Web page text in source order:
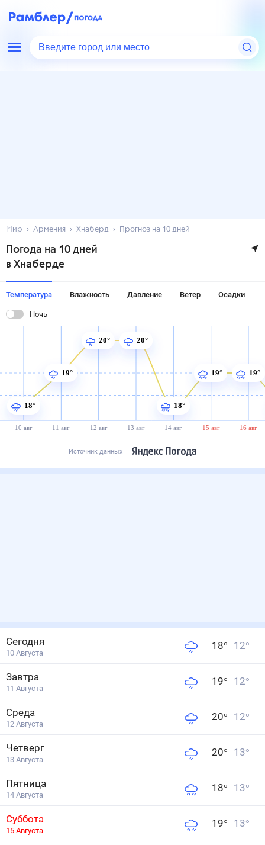
Введите город или место
Мир Армения Хнаберд Прогноз на 10 дней
Погода на 10 дней
в Хнаберде
Температура Влажность Давление Ветер Осадки
Ночь
10 авг 11 авг 12 авг 13 авг 14 авг 15 авг 16 авг
18°
19°
20° 20°
18°
19° 19°
Источник данных
Сегодня
10 Августа
18° 12°
Завтра
11 Августа
19° 12°
Среда
12 Августа
20° 12°
Четверг
13 Августа
20° 13°
Пятница
14 Августа
18° 13°
Суббота
15 Августа
19° 13°